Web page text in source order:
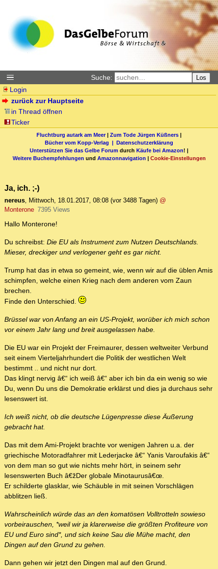
Suche: Los
Login
zurück zur Hauptseite
in Thread öffnen
Ticker
Fluchtburg autark am Meer| Zum Tode Jürgen Küßners |
Bücher vom Kopp-Verlag | Datenschutzerklärung
Unterstützen Sie das Gelbe Forum durch Käufe bei Amazon! |
Weitere Buchempfehlungen und Amazonnavigation | Cookie-Einstellungen
Ja, ich. ;-)
nereus, Mittwoch, 18.01.2017, 08:08 (vor 3488 Tagen) @
Monterone 7395 Views
Hallo Monterone!
Du schreibst: Die EU als Instrument zum Nutzen Deutschlands.
Mieser, dreckiger und verlogener geht es gar nicht.
Trump hat das in etwa so gemeint, wie, wenn wir auf die üblen Amis
schimpfen, welche einen Krieg nach dem anderen vom Zaun
brechen.
Finde den Unterschied.
Brüssel war von Anfang an ein US-Projekt, worüber ich mich schon
vor einem Jahr lang und breit ausgelassen habe.
Die EU war ein Projekt der Freimaurer, dessen weltweiter Verbund
seit einem Vierteljahrhundert die Politik der westlichen Welt
bestimmt .. und nicht nur dort.
Das klingt nervig â€“ ich weiß â€“ aber ich bin da ein wenig so wie
Du, wenn Du uns die Demokratie erklärst und dies ja durchaus sehr
lesenswert ist.
Ich weiß nicht, ob die deutsche Lügenpresse diese Äußerung
gebracht hat.
Das mit dem Ami-Projekt brachte vor wenigen Jahren u.a. der
griechische Motoradfahrer mit Lederjacke â€“ Yanis Varoufakis â€“
von dem man so gut wie nichts mehr hört, in seinem sehr
lesenswerten Buch â€žDer globale Minotaurusâ€œ.
Er schilderte glasklar, wie Schäuble in mit seinen Vorschlägen
abblitzen ließ.
Wahrscheinlich würde das an den komatösen Volltrotteln sowieso
vorbeirauschen, *weil wir ja klarerweise die größten Profiteure von
EU und Euro sind*, und sich keine Sau die Mühe macht, den
Dingen auf den Grund zu gehen.
Dann gehen wir jetzt den Dingen mal auf den Grund.